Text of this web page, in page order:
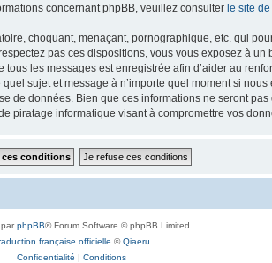
concernant phpBB, veuillez consulter le site
choquant, menaçant, pornographique, etc. qui
pas ces dispositions, vous vous exposez à
les messages est enregistrée afin d’aider au
sujet et message à n’importe quel moment si
données. Bien que ces informations ne seront
piratage informatique visant à compromettre vos
parphpBB® Forum Software © phpBB Limited
française officielle ©Qiaeru
Confidentialité | Conditions